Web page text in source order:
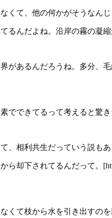
くて、他の何かがそうなんじ
るんだよね。沿岸の霧の凝
があるんだろうね。多分、
でできてるって考えると驚
、相利共生だっていう説も
却下されてるんだって。
くて枝から水を引き出すの